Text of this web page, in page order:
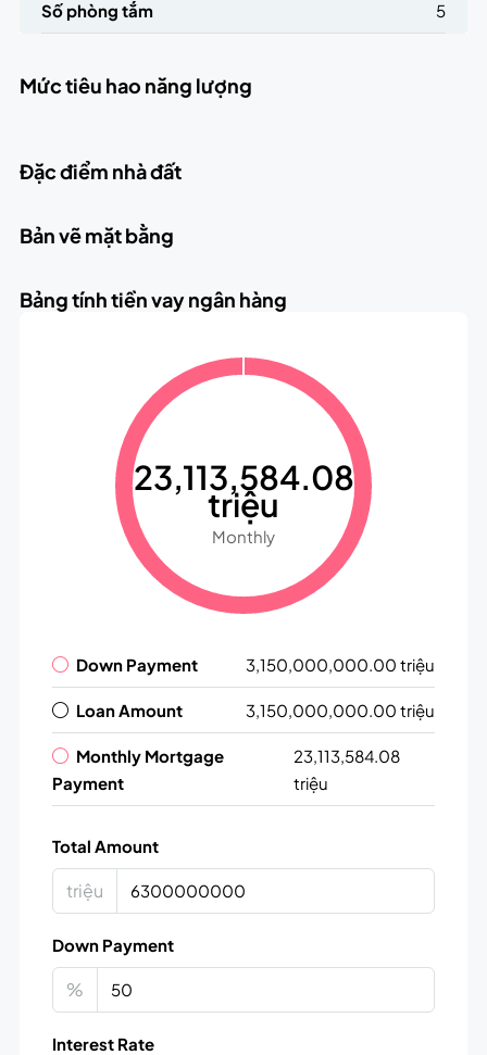
Số phòng tắm 5
Mức tiêu hao năng lượng
Đặc điểm nhà đất
Bản vẽ mặt bằng
Bảng tính tiền vay ngân hàng
23,113,584.08
triệu
Monthly
Down Payment 3,150,000,000.00 triệu
Loan Amount 3,150,000,000.00 triệu
Monthly Mortgage
Payment
23,113,584.08
triệu
Total Amount
triệu
Down Payment
%
Interest Rate